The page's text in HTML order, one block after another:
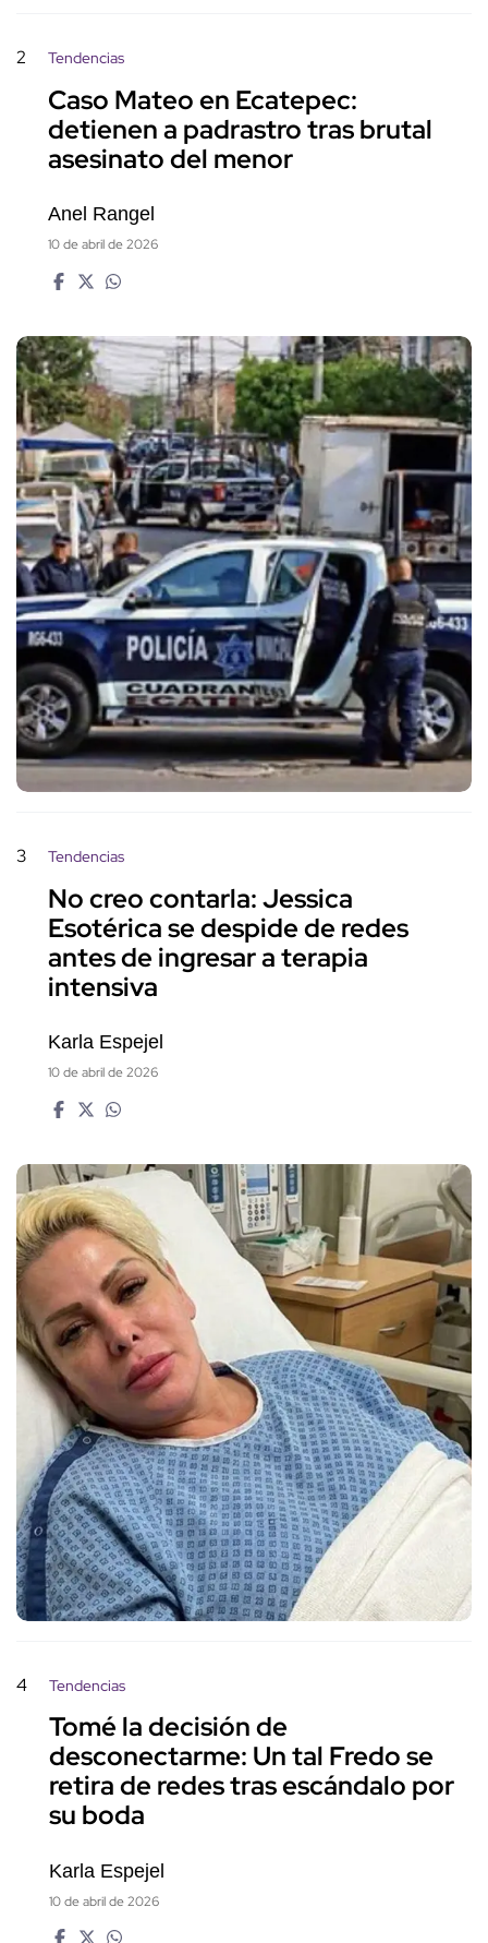
2 Tendencias
Caso Mateo en Ecatepec:
detienen a padrastro tras brutal
asesinato del menor
Anel Rangel
10 de abril de 2026
3 Tendencias
No creo contarla: Jessica
Esotérica se despide de redes
antes de ingresar a terapia
intensiva
Karla Espejel
10 de abril de 2026
4 Tendencias
Tomé la decisión de
desconectarme: Un tal Fredo se
retira de redes tras escándalo por
su boda
Karla Espejel
10 de abril de 2026